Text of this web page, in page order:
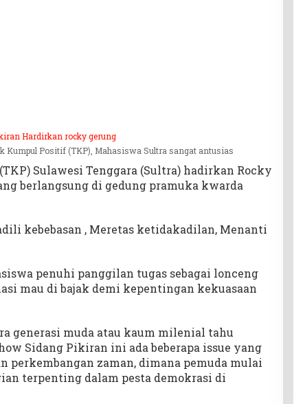
Kumpul Positif (TKP), Mahasiswa Sultra sangat antusias
Sulawesi Tenggara (Sultra) hadirkan Rocky
berlangsung di gedung pramuka kwarda
kebebasan , Meretas ketidakadilan, Menanti
penuhi panggilan tugas sebagai lonceng
mau di bajak demi kepentingan kekuasaan
generasi muda atau kaum milenial tahu
Sidang Pikiran ini ada beberapa issue yang
perkembangan zaman, dimana pemuda mulai
terpenting dalam pesta demokrasi di